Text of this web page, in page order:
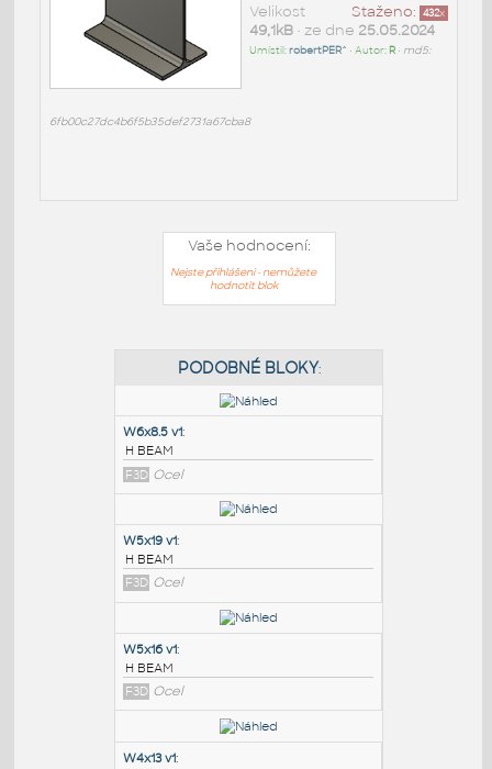
Staženo: 432x
Velikost
49,1kB• ze dne 25.05.2024
Umístil:robertPER^ • Autor: R• md5:
6fb00c27dc4b6f5b35def2731a67cba8
Vaše hodnocení:
Nejste přihlášeni - nemůžete
hodnotit blok
PODOBNÉ BLOKY:
W6x8.5 v1:
F3D Ocel
H BEAM